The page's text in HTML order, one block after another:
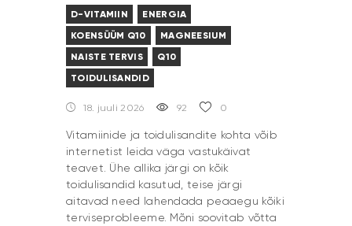
D-VITAMIIN
ENERGIA
KOENSÜÜM Q10
MAGNEESIUM
NAISTE TERVIS
Q10
TOIDULISANDID
18. juuli 2026 92 0
Vitamiinide ja toidulisandite kohta võib
internetist leida väga vastukäivat
teavet. Ühe allika järgi on kõik
toidulisandid kasutud, teise järgi
aitavad need lahendada peaaegu kõiki
terviseprobleeme. Mõni soovitab võtta